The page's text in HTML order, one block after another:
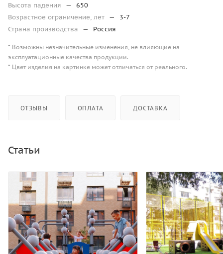
Высота падения
—
650
Возрастное ограничение, лет —
3-7
Страна производства
— Россия
* Возможны незначительные изменения, не влияющие на
эксплуатационные качества продукции.
* Цвет изделия на картинке может отличаться от реального.
ОТЗЫВЫ ОПЛАТА ДОСТАВКА
Статьи